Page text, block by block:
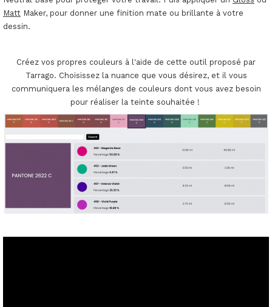
Matt Maker, pour donner une finition mate ou brillante à votre
dessin.
Créez vos propres couleurs à l'aide de cette outil proposé par
Tarrago. Choisissez la nuance que vous désirez, et il vous
communiquera les mélanges de couleurs dont vous avez besoin
pour réaliser la teinte souhaitée !